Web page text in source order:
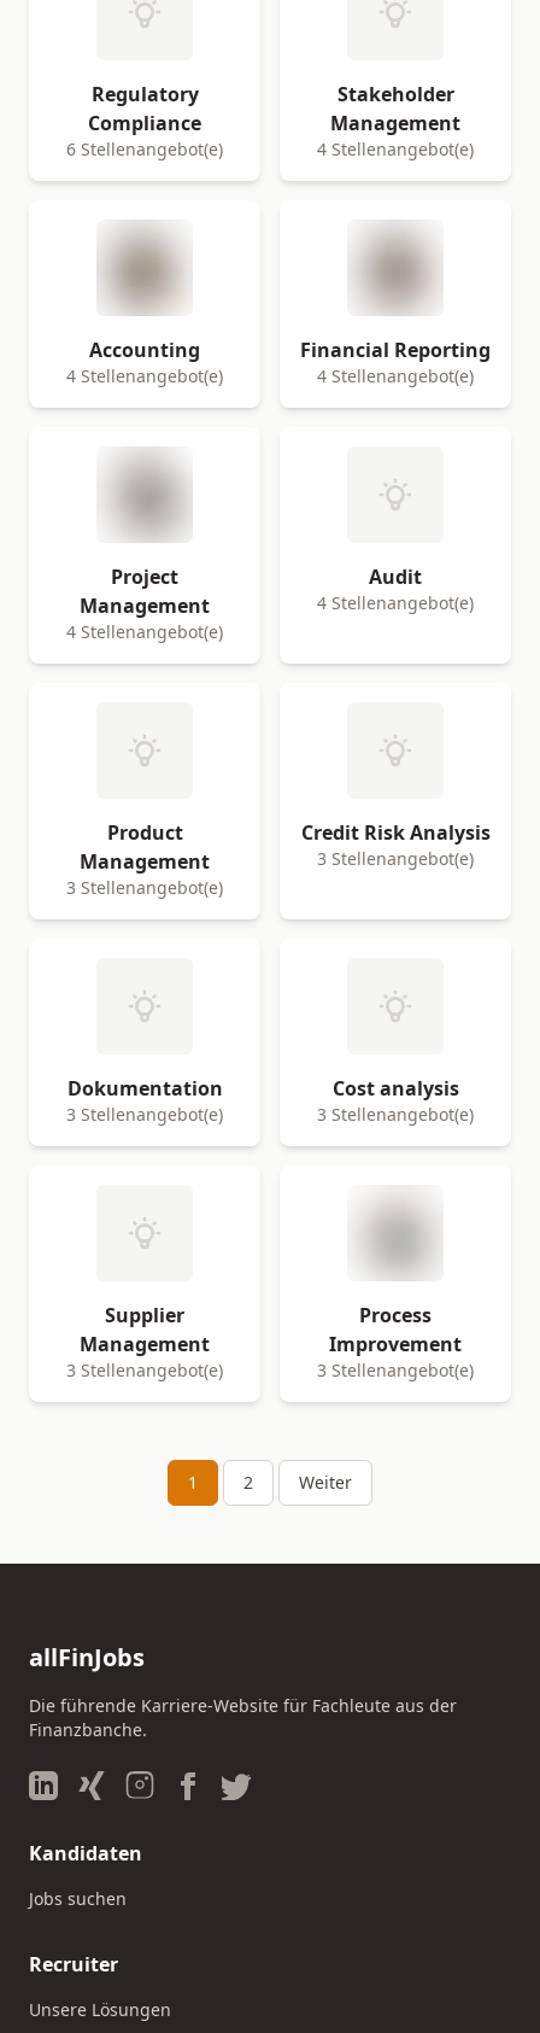
Regulatory
Compliance
6 Stellenangebot(e)
Stakeholder
Management
4 Stellenangebot(e)
Accounting
4 Stellenangebot(e)
Financial Reporting
4 Stellenangebot(e)
Project
Management
4 Stellenangebot(e)
Audit
4 Stellenangebot(e)
Product
Management
3 Stellenangebot(e)
Credit Risk Analysis
3 Stellenangebot(e)
Dokumentation
3 Stellenangebot(e)
Cost analysis
3 Stellenangebot(e)
Supplier
Management
3 Stellenangebot(e)
Process
Improvement
3 Stellenangebot(e)
1 2 Weiter
allFinJobs
Die führende Karriere-Website für Fachleute aus der
Finanzbanche.
Kandidaten
Jobs suchen
Recruiter
Unsere Lösungen